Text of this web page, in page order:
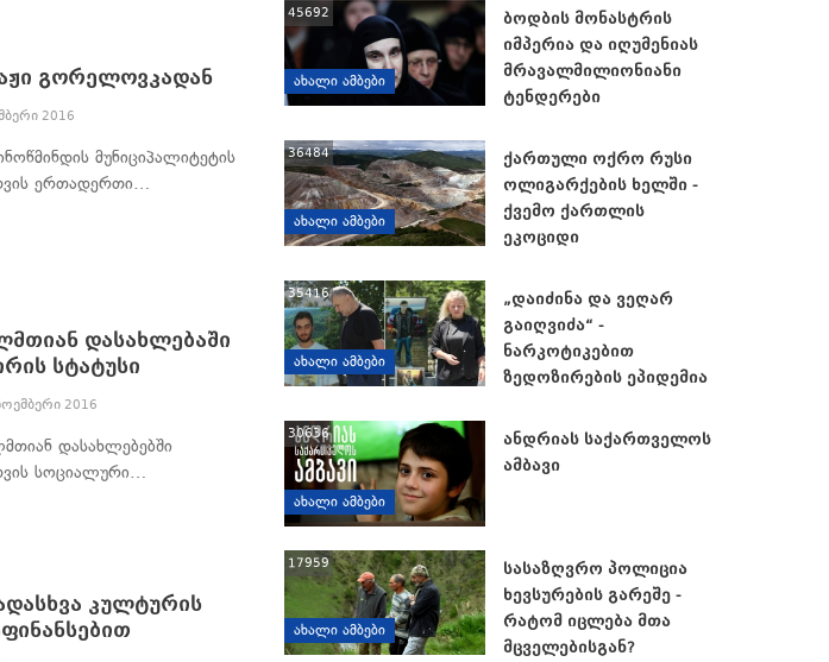
გორელოვკადან
2016
მუნიციპალიტეტის
ერთადერთი…
დასახლებაში
სტატუსი
2016
დასახლებებში
სოციალური…
კულტურის
ᲐᲮᲐᲚᲘ ᲐᲛᲑᲔᲑᲘ
45692
ბოდბის მონასტრის
იმპერია და იღუმენიას
მრავალმილიონიანი
ტენდერები
ᲐᲮᲐᲚᲘ ᲐᲛᲑᲔᲑᲘ
36484
ქართული ოქრო რუსი
ოლიგარქების ხელში -
ქვემო ქართლის
ეკოციდი
ᲐᲮᲐᲚᲘ ᲐᲛᲑᲔᲑᲘ
35416
„დაიძინა და ვეღარ
გაიღვიძა“ -
ნარკოტიკებით
ზედოზირების ეპიდემია
ᲐᲮᲐᲚᲘ ᲐᲛᲑᲔᲑᲘ
30636
ანდრიას საქართველოს
ამბავი
ᲐᲮᲐᲚᲘ ᲐᲛᲑᲔᲑᲘ
17959
სასაზღვრო პოლიცია
ხევსურების გარეშე -
რატომ იცლება მთა
მცველებისგან?